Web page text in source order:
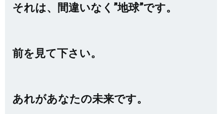
それは、間違いなく”地球”です。
前を見て下さい。
あれがあなたの未来です。